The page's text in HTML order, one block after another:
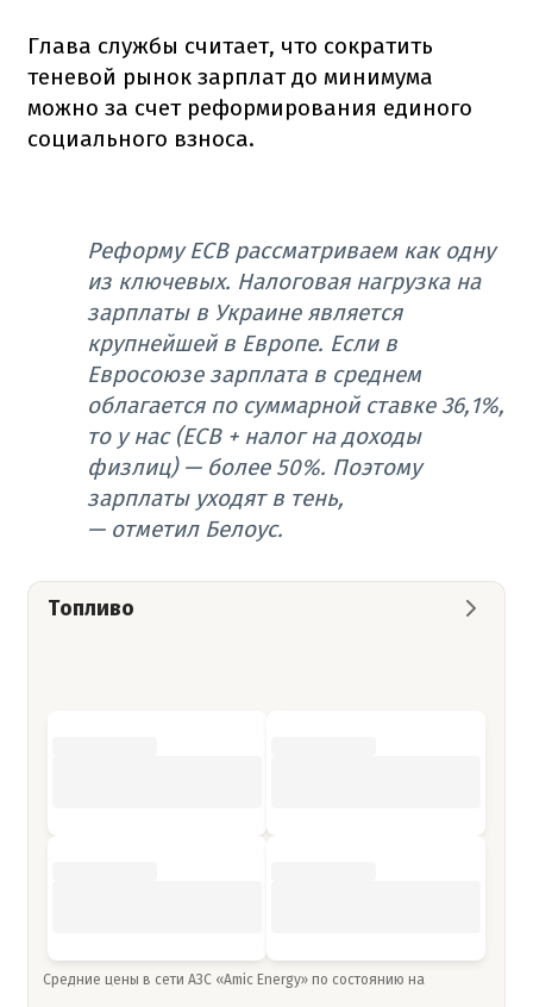
Глава службы считает, что сократить
теневой рынок зарплат до минимума
можно за счет реформирования единого
социального взноса.
Реформу ЕСВ рассматриваем как одну
из ключевых. Налоговая нагрузка на
зарплаты в Украине является
крупнейшей в Европе. Если в
Евросоюзе зарплата в среднем
облагается по суммарной ставке 36,1%,
то у нас (ЕСВ + налог на доходы
физлиц) — более 50%. Поэтому
зарплаты уходят в тень,
—отметил Белоус.
Топливо
Средние цены в сети АЗС «Amic Energy» по состоянию на